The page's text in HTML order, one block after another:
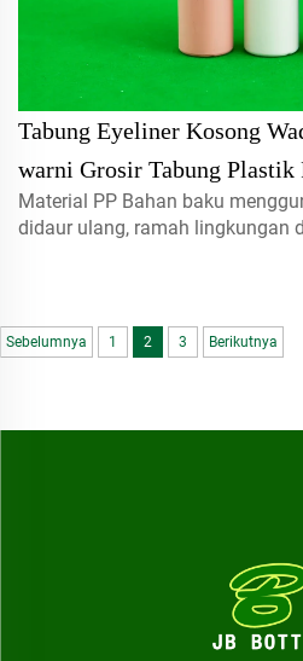
Tabung Eyeliner Kosong
warni Grosir Tabung Plastik
Sablon Layar Kosmetik
Material PP Bahan baku
didaur ulang, ramah lingkungan
Sebelumnya 1 2 3 Berikutnya